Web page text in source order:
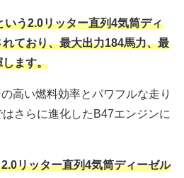
う2.0リッター直列4気筒ディ
ており、最大出力184馬力、最
ます。
高い燃料効率とパワフルな走り
さらに進化したB47エンジンに
リッター直列4気筒ディーゼル